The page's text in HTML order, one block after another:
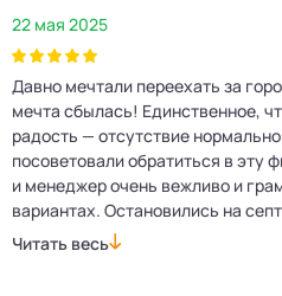
22 мая 2025
Давно мечтали переехать за
мечта сбылась! Единственное,
радость — отсутствие
посоветовали обратиться в эту
и менеджер очень вежливо и
вариантах. Остановились на
Монтажники приехали вовремя,
Читать весь